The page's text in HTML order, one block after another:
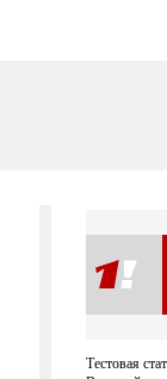
Тестовая